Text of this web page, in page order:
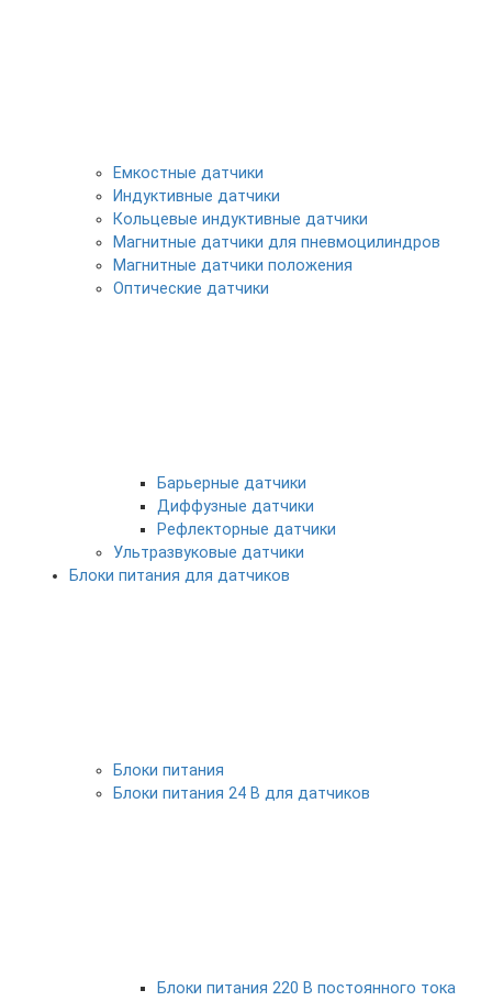
Емкостные датчики
Индуктивные датчики
Кольцевые индуктивные датчики
Магнитные датчики для пневмоцилиндров
Магнитные датчики положения
Оптические датчики
Барьерные датчики
Диффузные датчики
Рефлекторные датчики
Ультразвуковые датчики
Блоки питания для датчиков
Блоки питания
Блоки питания 24 В для датчиков
Блоки питания 220 В постоянного тока